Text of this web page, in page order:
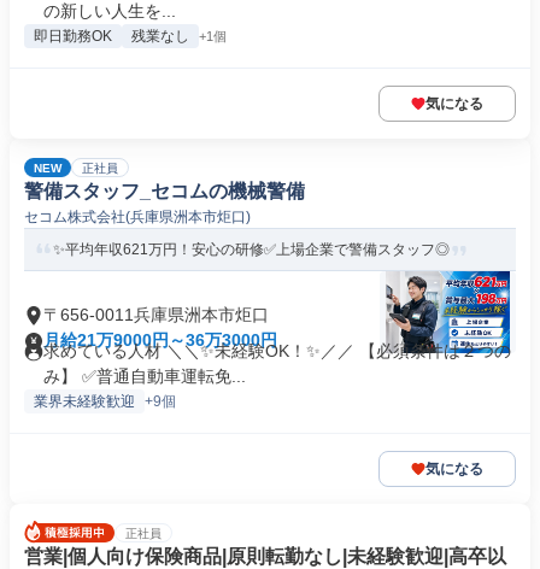
の新しい人生を...
即日勤務OK 残業なし +1個
気になる
NEW 正社員
警備スタッフ_セコムの機械警備
セコム株式会社(兵庫県洲本市炬口)
✨平均年収621万円！安心の研修✅️上場企業で警備スタッフ◎
〒656-0011兵庫県洲本市炬口
月給21万9000円～36万3000円
求めている人材 ＼＼✨未経験OK！✨／／ 【必須条件は２つの
み】 ✅️普通自動車運転免...
業界未経験歓迎 +9個
気になる
正社員
営業|個人向け保険商品|原則転勤なし|未経験歓迎|高卒以